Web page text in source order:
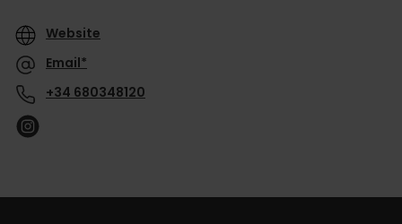
Website
Email*
+34 680348120